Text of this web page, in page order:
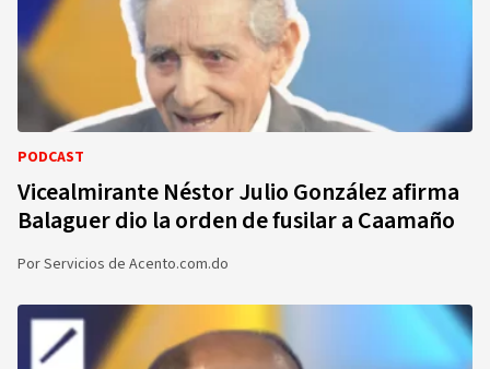
PODCAST
Vicealmirante Néstor Julio González afirma
Balaguer dio la orden de fusilar a Caamaño
PorServicios de Acento.com.do